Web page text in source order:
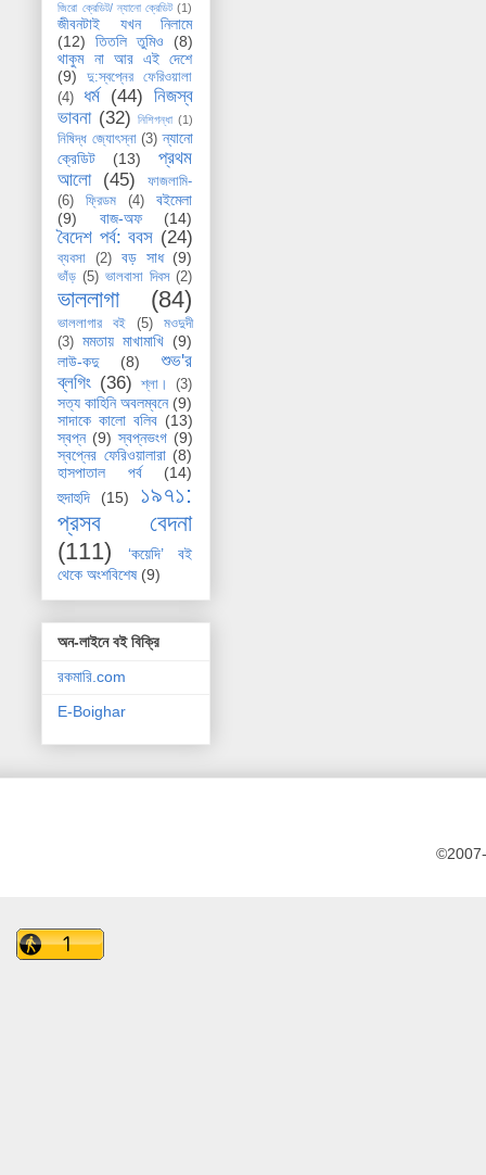
জিরো ক্রেডিট/ ন্যানো ক্রেডিট (1)
জীবনটাই যখন নিলামে
(12)
তিতলি তুমিও
(8)
থাকুম না আর এই দেশে
(9)
দু:স্বপ্নের ফেরিওয়ালা
(4)
ধর্ম (44) নিজস্ব
ভাবনা (32) নিশিগন্ধা (1)
নিষিদ্ধ জ্যোৎস্না (3) ন্যানো
ক্রেডিট
(13)
প্রথম
আলো
(45)
ফাজলামি-
(6)
ফ্রিডম (4)
বইমেলা
(9)
বাজ-অফ (14)
বৈদেশ পর্ব: ববস (24)
ব্যবসা (2) বড় সাধ (9)
ভাঁড় (5) ভালবাসা দিবস (2)
ভাললাগা (84)
ভাললাগার বই (5)
মওদুদী
(3)
মমতায় মাখামাখি (9)
লাউ-কদু
(8)
শুভ'র
ব্লগিং (36) শ্লা। (3)
সত্য কাহিনি অবলম্বনে (9)
সাদাকে কালো বলিব (13)
স্বপ্ন (9) স্বপ্নভংগ (9)
স্বপ্নের ফেরিওয়ালারা (8)
হাসপাতাল পর্ব
(14)
হুদাহুদি
(15)
১৯৭১:
প্রসব বেদনা
(111)
‘কয়েদি’ বই
থেকে অংশবিশেষ (9)
অন-লাইনে বই বিক্রি
রকমারি.com
E-Boighar